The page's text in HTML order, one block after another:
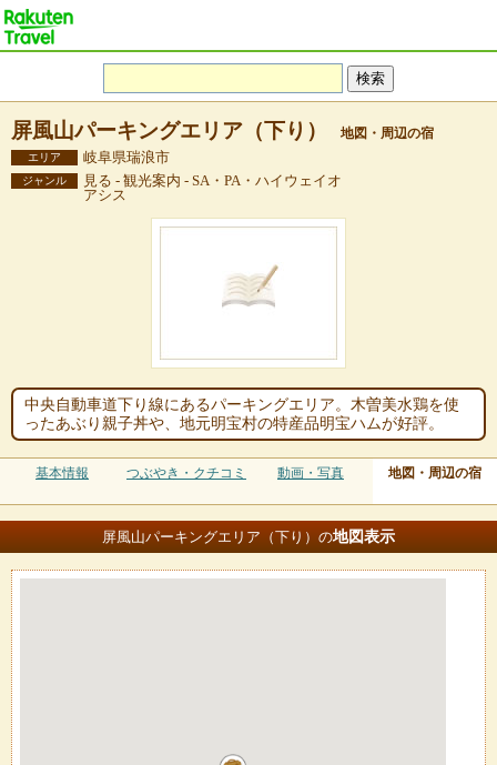
屏風山パーキングエリア（下り） 地図・周辺の宿
エリア 岐阜県瑞浪市
ジャンル
見る - 観光案内 - SA・PA・ハイウェイオ
アシス
中央自動車道下り線にあるパーキングエリア。木曽美水鶏を使
ったあぶり親子丼や、地元明宝村の特産品明宝ハムが好評。
基本情報 つぶやき・クチコミ 動画・写真 地図・周辺の宿
屏風山パーキングエリア（下り）の地図表示